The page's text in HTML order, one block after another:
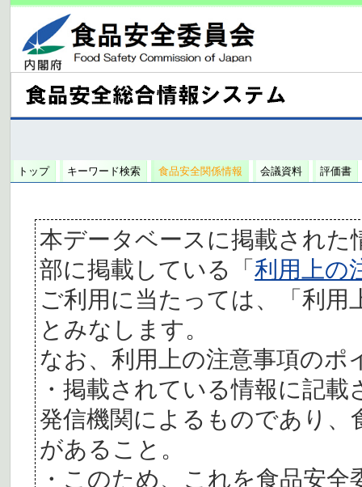
トップ キーワード検索 食品安全関係情報 会議資料 評価書
本データベースに掲載された
部に掲載している「利用上の
ご利用に当たっては、「利
とみなします。
なお、利用上の注意事項の
・掲載されている情報に記
発信機関によるものであり、
があること。
・このため、これを食品安